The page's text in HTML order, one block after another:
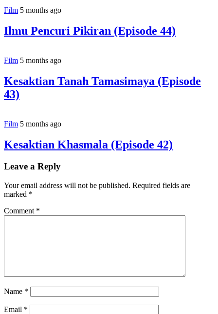
Film 5 months ago
Ilmu Pencuri Pikiran (Episode 44)
Film 5 months ago
Kesaktian Tanah Tamasimaya (Episode
43)
Film 5 months ago
Kesaktian Khasmala (Episode 42)
Leave a Reply
Your email address will not be published. Required fields are
marked *
Comment *
Name *
Email *